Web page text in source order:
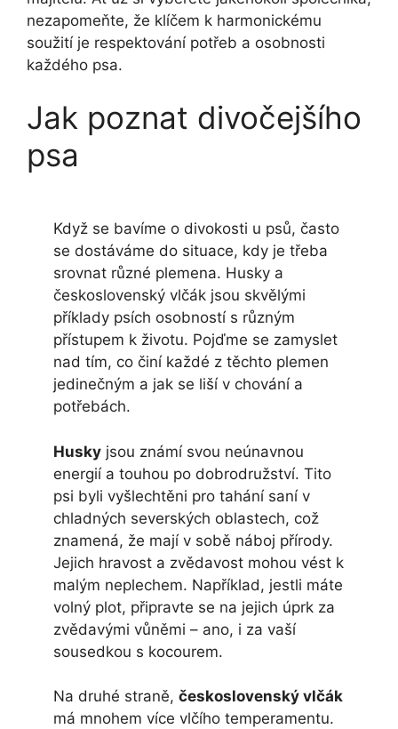
nezapomeňte, že klíčem k harmonickému
soužití je respektování potřeb a osobnosti
každého psa.
Jak poznat divočejšího
psa
Když se bavíme o divokosti u psů, často
se dostáváme do situace, kdy je třeba
srovnat různé plemena. Husky a
československý vlčák jsou skvělými
příklady psích osobností s různým
přístupem k životu. Pojďme se zamyslet
nad tím, co činí každé z těchto plemen
jedinečným a jak se liší v chování a
potřebách.
Husky jsou známí svou neúnavnou
energií a touhou po dobrodružství. Tito
psi byli vyšlechtěni pro tahání saní v
chladných severských oblastech, což
znamená, že mají v sobě náboj přírody.
Jejich hravost a zvědavost mohou vést k
malým neplechem. Například, jestli máte
volný plot, připravte se na jejich úprk za
zvědavými vůněmi – ano, i za vaší
sousedkou s kocourem.
Na druhé straně, československý vlčák
má mnohem více vlčího temperamentu.